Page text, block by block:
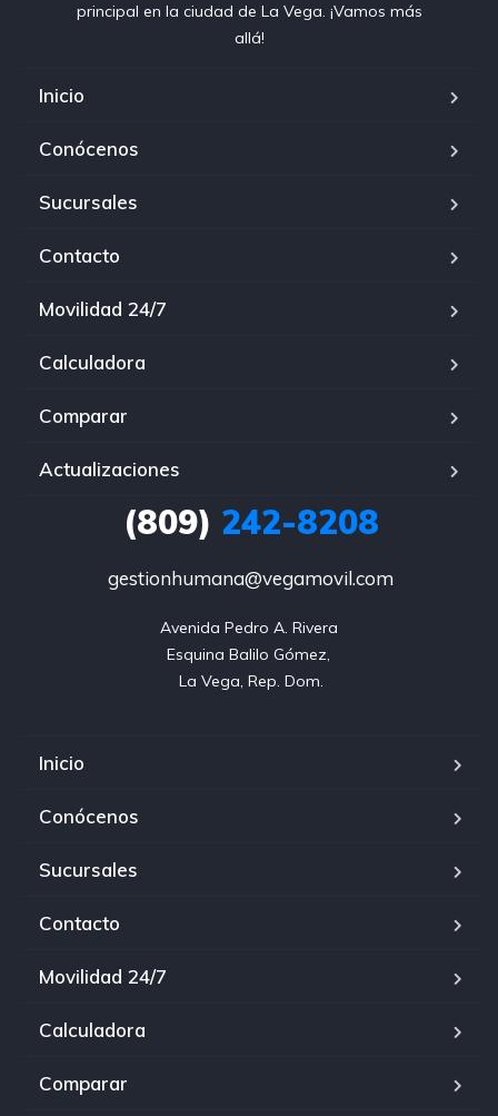
principal en la ciudad de La Vega. ¡Vamos más
allá!
Inicio
Conócenos
Sucursales
Contacto
Movilidad 24/7
Calculadora
Comparar
Actualizaciones
(809) 242-8208
gestionhumana@vegamovil.com
Avenida Pedro A. Rivera
Esquina Balilo Gómez,
La Vega, Rep. Dom.
Inicio
Conócenos
Sucursales
Contacto
Movilidad 24/7
Calculadora
Comparar